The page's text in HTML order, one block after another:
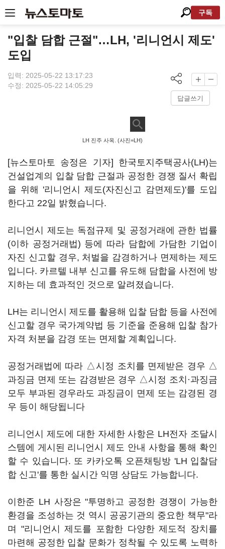
구독
"입찰 담합 근절"…LH, '리니언시 제도'
도입
입력: 2025-05-22 13:17:23
수정: 2025-05-22 14:05:29
답글쓰기
LH 진주 사옥. (사진=LH)
[뉴스토마토 송정은 기자] 한국토지주택공사(LH)는
건설업계의 입찰 담합 근절과 공정한 경쟁 질서 확립
을 위해 '리니언시 제도(자진신고 감면제도)'를 도입
한다고 22일 밝혔습니다.
리니언시 제도는 독점규제 및 공정거래에 관한 법률
(이하 공정거래법) 등에 따라 담합에 가담한 기업이
자진 신고할 경우, 처벌을 감경하거나 면제하는 제도
입니다. 카르텔 내부 신고를 유도해 담합을 사전에 방
지하는 데 효과적인 것으로 알려졌습니다.
LH는 리니언시 제도를 활용해 입찰 담합 등을 사전에
신고할 경우 국가계약법 등 기준을 준용해 입찰 참가
자격 처분을 감경 또는 면제할 계획입니다.
공정거래법에 따라 △시정 조치를 면제받은 경우 △
과징금 면제 또는 감경받은 경우 △시정 조치·과징금
모두 부과된 경우라도 과징금이 면제 또는 감경된 경
우 등이 해당됩니다
리니언시 제도에 대한 자세한 사항은 LH전자 조달시
스템에 게시된 리니언시 제도 안내 사항을 통해 확인
할 수 있습니다. 또 카카오톡 오픈채팅방 'LH 입찰담
합 신고'를 통한 실시간 익명 상담도 가능합니다.
이한준 LH 사장은 "투명하고 공정한 경쟁이 가능한
환경을 조성하는 것 역시 공공기관의 중요한 책무"라
며 "리니언시 제도를 포함한 다양한 제도적 장치를
마련해 공정한 입찰 문화가 정착될 수 있도록 노력하